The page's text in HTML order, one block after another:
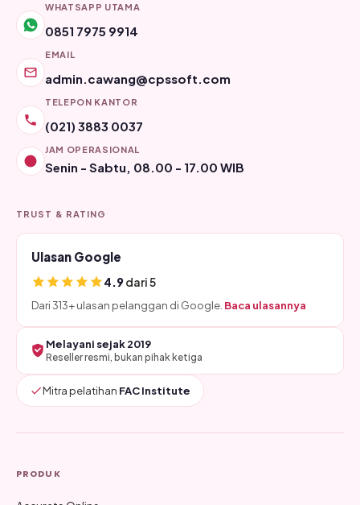
WHATSAPP UTAMA
0851 7975 9914
EMAIL
admin.cawang@cpssoft.com
TELEPON KANTOR
(021) 3883 0037
JAM OPERASIONAL
Senin - Sabtu, 08.00 - 17.00 WIB
TRUST & RATING
Ulasan Google
4.9dari 5
Dari 313+ ulasan pelanggan di Google. Baca ulasannya
Melayani sejak 2019
Reseller resmi, bukan pihak ketiga
Mitra pelatihan FAC Institute
PRODUK